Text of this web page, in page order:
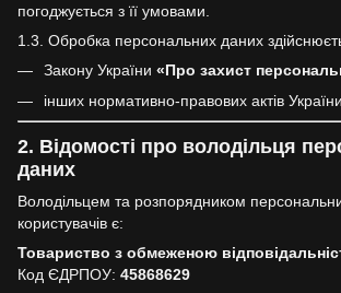
погоджується з її умовами.
1.3. Обробка персональних даних
Закону України «Про захист
інших нормативно-правових актів України.
2. Відомості про володільця
даних
Володільцем та розпорядником
користувачів є:
Товариство з обмеженою
Код ЄДРПОУ: 45868629